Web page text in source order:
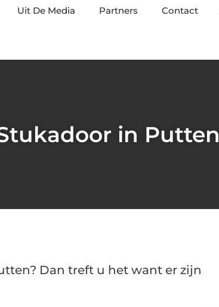
Uit De Media Partners Contact
in Putten
Dan treft u het want er zijn